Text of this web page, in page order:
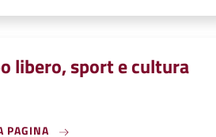
libero, sport e cultura
PAGINA